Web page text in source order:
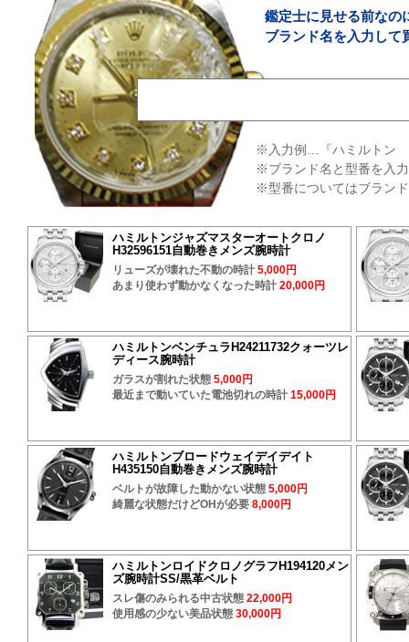
鑑定士に見せる前なの
ブランド名を入力して
※入力例…『ハミルトン
※ブランド名と型番を入
※型番についてはブラン
ハミルトンジャズマスターオートクロノ
H32596151自動巻きメンズ腕時計
リューズが壊れた不動の時計 5,000円
あまり使わず動かなくなった時計 20,000円
ハミルトンベンチュラH24211732クォーツレ
ディース腕時計
ガラスが割れた状態 5,000円
最近まで動いていた電池切れの時計 15,000円
ハミルトンブロードウェイデイデイト
H435150自動巻きメンズ腕時計
ベルトが故障した動かない状態 5,000円
綺麗な状態だけどOHが必要 8,000円
ハミルトンロイドクロノグラフH194120メン
ズ腕時計SS/黒革ベルト
スレ傷のみられる中古状態 22,000円
使用感の少ない美品状態 30,000円